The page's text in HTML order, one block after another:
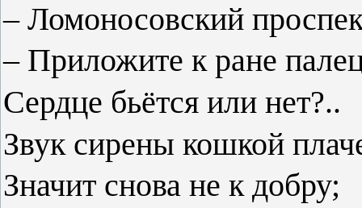
– Ломоносовский
– Приложите к ране
Сердце бьётся или нет?..
Звук сирены кошкой
Значит снова не к добру;